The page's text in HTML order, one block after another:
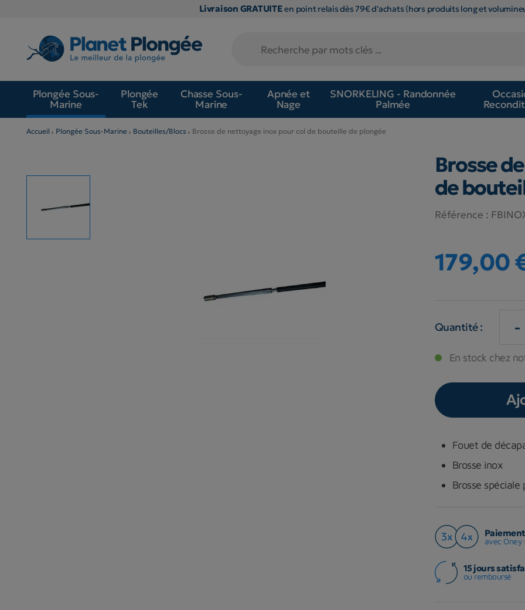
Livraison GRATUITEen point relais dès 79€ d'achats (hors produits long et
Plongée Sous-
Marine
Plongée
Tek
Chasse Sous-
Marine
Apnée et
Nage
SNORKELING - Randonnée
Palmée
Accueil Plongée Sous-Marine Bouteilles/Blocs Brosse de nettoyage inox pour col de bouteille de plongée
Brosse
de
Référence :
179,00
Quantité : -
En stock chez
Fouet de
Brosse inox
Brosse
avec Oney
15 jours
ou remboursé